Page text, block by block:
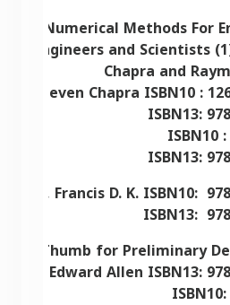
for Engineers and Scientists
Chapra and
ISBN13:
ISBN10
ISBN13:
Francis D. K. ISBN10:
ISBN13:
of Thumb for Preliminary
and Edward Allen ISBN13: